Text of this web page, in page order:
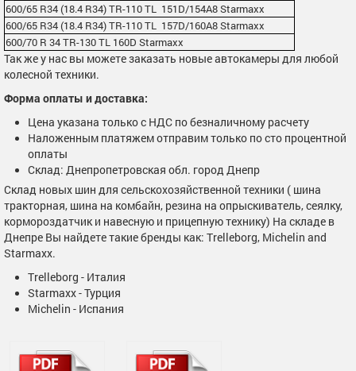
600/65 R34 (18.4 R34) TR-110 TL 151D/154A8 Starmaxx
600/65 R34 (18.4 R34) TR-110 TL 157D/160A8 Starmaxx
600/70 R 34 TR-130 TL 160D Starmaxx
Так же у нас вы можете заказать новые автокамеры для любой
колесной техники.
Форма оплаты и доставка:
Цена указана только с НДС по безналичному расчету
Наложенным платяжем отправим только по сто процентной
оплаты
Склад: Днепропетровская обл. город Днепр
Склад новых шин для сельскохозяйственной техники ( шина
тракторная, шина на комбайн, резина на опрыскиватель, сеялку,
кормороздатчик и навесную и прицепную технику) На складе в
Днепре Вы найдете такие бренды как: Trelleborg, Michelin and
Starmaxx.
Trelleborg - Италия
Starmaxx - Турция
Michelin - Испания